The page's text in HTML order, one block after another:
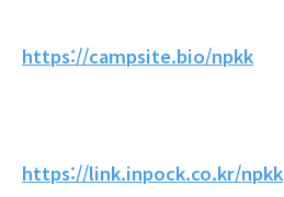
https://campsite.bio/npkk
https://link.inpock.co.kr/npkk